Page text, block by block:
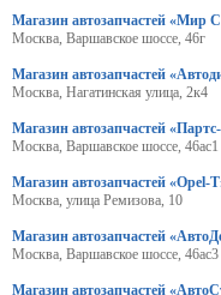
Магазин автозапчастей «Мир
Москва, Варшавское шоссе, 46г
Магазин автозапчастей
Москва, Нагатинская улица, 2к4
Магазин автозапчастей
Москва, Варшавское шоссе, 46ас1
Магазин автозапчастей «Opel-
Москва, улица Ремизова, 10
Магазин автозапчастей
Москва, Варшавское шоссе, 46ас3
Магазин автозапчастей